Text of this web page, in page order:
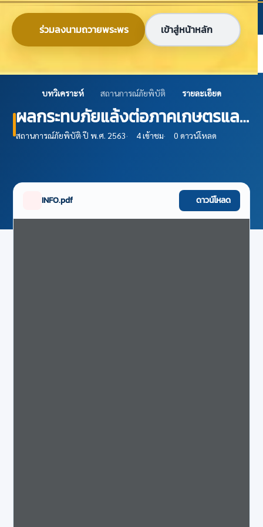
ร่วมลงนามถวายพระพร เข้าสู่หน้าหลัก
ข้ามไปยังเนื้อหาหลัก
ก ก ก ไทย EN
บทวิเคราะห์ สถานการณ์ภัยพิบัติ รายละเอียด
ผลกระทบภัยแล้งต่อภาคเกษตรและ
มาตรการช่วยเหลือเกษตรกร
สถานการณ์ภัยพิบัติ·ปี พ.ศ. 2563· 4 เข้าชม· 0 ดาวน์โหลด
INFO.pdf ดาวน์โหลด